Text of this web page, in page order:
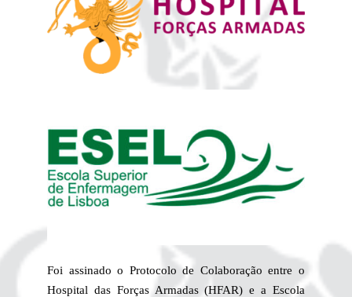
Foi assinado o Protocolo de Colaboração entre o
Hospital das Forças Armadas (HFAR) e a Escola